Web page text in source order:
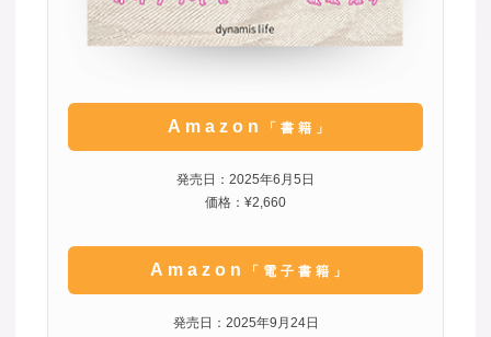
Amazon 「書籍」
発売日：2025年6月5日
価格：¥2,660
Amazon 「電子書籍」
発売日：2025年9月24日